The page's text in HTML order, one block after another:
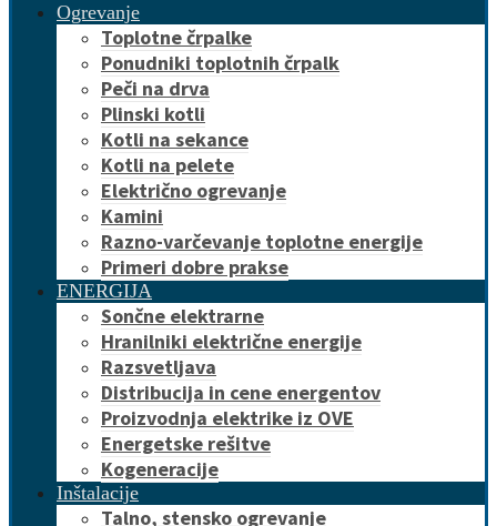
Ogrevanje
Toplotne črpalke
Ponudniki toplotnih črpalk
Peči na drva
Plinski kotli
Kotli na sekance
Kotli na pelete
Električno ogrevanje
Kamini
Razno-varčevanje toplotne energije
Primeri dobre prakse
ENERGIJA
Sončne elektrarne
Hranilniki električne energije
Razsvetljava
Distribucija in cene energentov
Proizvodnja elektrike iz OVE
Energetske rešitve
Kogeneracije
Inštalacije
Talno, stensko ogrevanje